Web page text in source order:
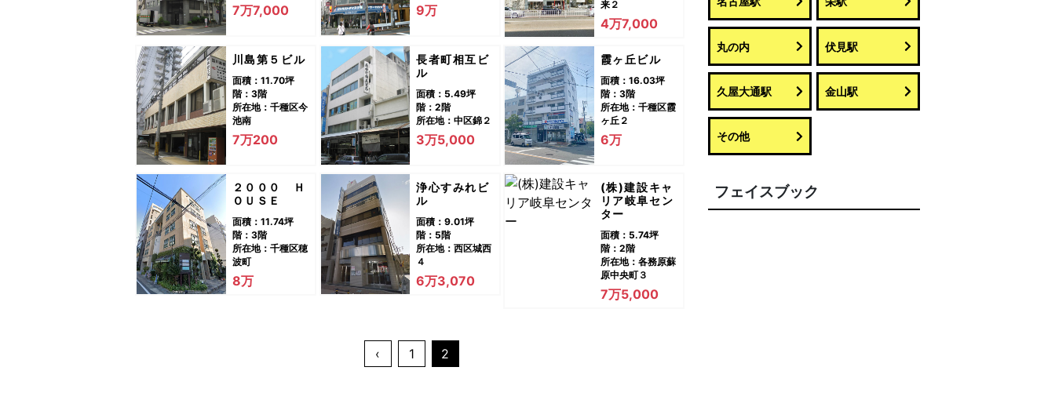
7万7,000 9万
来２
4万7,000
川島第５ビル
面積：11.70坪
階：3階
所在地：千種区今
池南
7万200
長者町相互ビ
ル
面積：5.49坪
階：2階
所在地：中区錦２
3万5,000
霞ヶ丘ビル
面積：16.03坪
階：3階
所在地：千種区霞
ヶ丘２
6万
２０００ Ｈ
ＯＵＳＥ
面積：11.74坪
階：3階
所在地：千種区穂
波町
8万
浄心すみれビ
ル
面積：9.01坪
階：5階
所在地：西区城西
４
6万3,070
(株)建設キャ
リア岐阜セン
ター
面積：5.74坪
階：2階
所在地：各務原蘇
原中央町３
7万5,000
‹ 1 2
丸の内 伏見駅
久屋大通駅 金山駅
その他
フェイスブック